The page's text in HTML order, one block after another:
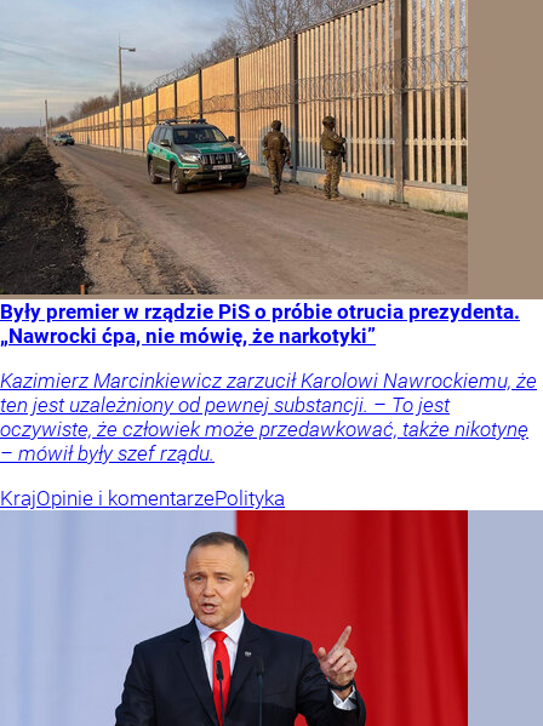
Były premier w rządzie PiS o próbie otrucia prezydenta.
„Nawrocki ćpa, nie mówię, że narkotyki”
Kazimierz Marcinkiewicz zarzucił Karolowi Nawrockiemu, że
ten jest uzależniony od pewnej substancji. – To jest
oczywiste, że człowiek może przedawkować, także nikotynę
– mówił były szef rządu.
KrajOpinie i komentarzePolityka